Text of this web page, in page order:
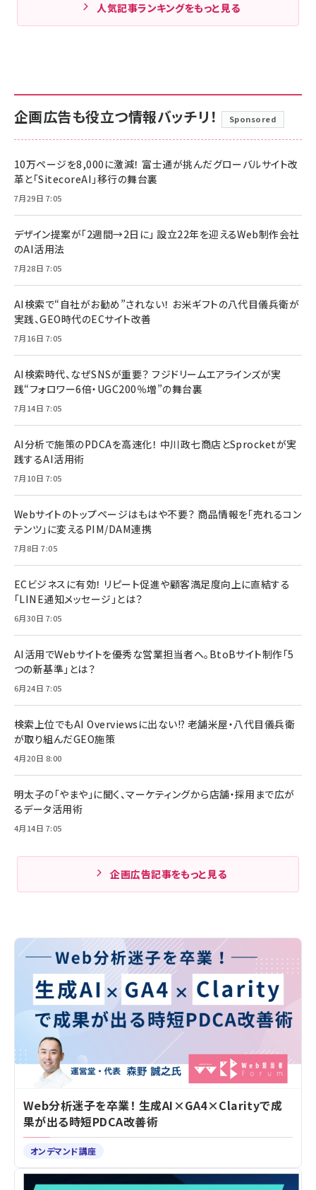
人気記事ランキングをもっと見る
企画広告も役立つ情報バッチリ！ Sponsored
10万ページを8,000に激減！ 富士通が挑んだグローバルサイト改
革と「SitecoreAI」移行の舞台裏
7月29日 7:05
デザイン提案が「2週間→2日に」 設立22年を迎えるWeb制作会社
のAI活用法
7月28日 7:05
AI検索で“自社がお勧め”されない！ お米ギフトの八代目儀兵衛が
実践、GEO時代のECサイト改善
7月16日 7:05
AI検索時代、なぜSNSが重要？ フジドリームエアラインズが実
践“フォロワー6倍・UGC200％増”の舞台裏
7月14日 7:05
AI分析で施策のPDCAを高速化！ 中川政七商店とSprocketが実
践するAI活用術
7月10日 7:05
Webサイトのトップページはもはや不要？ 商品情報を「売れるコン
テンツ」に変えるPIM/DAM連携
7月8日 7:05
ECビジネスに有効！ リピート促進や顧客満足度向上に直結する
「LINE通知メッセージ」とは？
6月30日 7:05
AI活用でWebサイトを優秀な営業担当者へ。BtoBサイト制作「5
つの新基準」とは？
6月24日 7:05
検索上位でもAI Overviewsに出ない!? 老舗米屋・八代目儀兵衛
が取り組んだGEO施策
4月20日 8:00
明太子の「やまや」に聞く、マーケティングから店舗・採用まで広が
るデータ活用術
4月14日 7:05
企画広告記事をもっと見る
Web分析迷子を卒業！ 生成AI×GA4×Clarityで成
果が出る時短PDCA改善術
オンデマンド講座